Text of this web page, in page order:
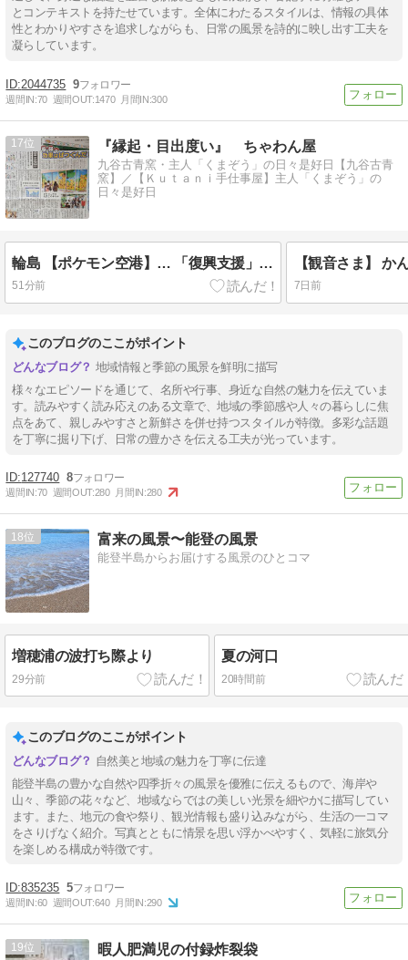
とコンテキストを持たせています。全体にわたるスタイルは、情報の具体
性とわかりやすさを追求しながらも、日常の風景を詩的に映し出す工夫を
凝らしています。
2044735 9
週間IN:70 週間OUT:1470 月間IN:300
17 『縁起・目出度い』 ちゃわん屋
九谷古青窯・主人「くまぞう」の日々是好日【九谷古青
窯】／【Ｋｕｔａｎｉ手仕事屋】主人「くまぞう」の
日々是好日
輪島 【ポケモン空港】… 「復興支援」 効果絶大！
51分前
【観音さま】 か
7日前
このブログのここがポイント
地域情報と季節の風景を鮮明に描写
様々なエピソードを通じて、名所や行事、身近な自然の魅力を伝えていま
す。読みやすく読み応えのある文章で、地域の季節感や人々の暮らしに焦
点をあて、親しみやすさと新鮮さを併せ持つスタイルが特徴。多彩な話題
を丁寧に掘り下げ、日常の豊かさを伝える工夫が光っています。
127740 8
週間IN:70 週間OUT:280 月間IN:280
18 富来の風景〜能登の風景
能登半島からお届けする風景のひとコマ
増穂浦の波打ち際より
29分前
夏の河口
20時間前
このブログのここがポイント
自然美と地域の魅力を丁寧に伝達
能登半島の豊かな自然や四季折々の風景を優雅に伝えるもので、海岸や
山々、季節の花々など、地域ならではの美しい光景を細やかに描写してい
ます。また、地元の食や祭り、観光情報も盛り込みながら、生活の一コマ
をさりげなく紹介。写真とともに情景を思い浮かべやすく、気軽に旅気分
を楽しめる構成が特徴です。
835235 5
週間IN:60 週間OUT:640 月間IN:290
19 暇人肥満児の付録炸裂袋